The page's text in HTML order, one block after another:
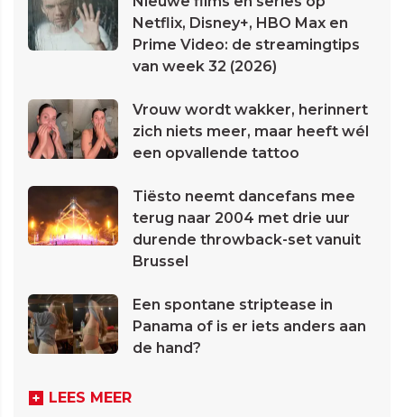
Netflix, Disney+, HBO Max en
Prime Video: de streamingtips
van week 32 (2026)
Vrouw wordt wakker, herinnert
zich niets meer, maar heeft wél
een opvallende tattoo
Tiësto neemt dancefans mee
terug naar 2004 met drie uur
durende throwback-set vanuit
Brussel
Een spontane striptease in
Panama of is er iets anders aan
de hand?
LEES MEER